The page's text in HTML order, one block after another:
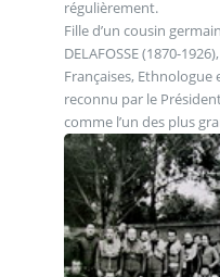
régulièrement.
Fille d’un cousin
DELAFOSSE (1870-
Françaises,
reconnu par le
comme l’un des plus